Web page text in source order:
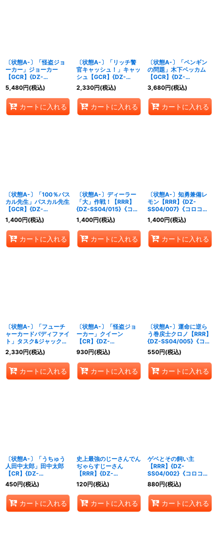
〔状態A-〕「怪盗ジョ
ーカー」ジョーカー
【GCR】{DZ-
SS04/GCR27}《その
他》
5,480円(税込)
カートに入れる
〔状態A-〕「リッチ警
官キャッシュ！」キャッ
シュ【GCR】{DZ-
SS04/GCR07}《ケテル
サンクチュアリ》
2,330円(税込)
カートに入れる
〔状態A-〕「ペンギン
の問題」木下ベッカム
【GCR】{DZ-
SS04/GCR06}《ブラン
トゲート》
3,680円(税込)
カートに入れる
〔状態A-〕「100％パス
カル先生」パスカル先生
【GCR】{DZ-
SS04/GCR04}《ダーク
ステイツ》
1,400円(税込)
カートに入れる
〔状態A-〕ディーラー
「大」作戦！【RRR】
{DZ-SS04/015}《コロ
コロケテルサンクチュア
リ》
1,400円(税込)
カートに入れる
〔状態A-〕知勇兼備レ
モン【RRR】{DZ-
SS04/007}《コロコロ
ダークステイツ》
1,400円(税込)
カートに入れる
〔状態A-〕「フューチ
ャーカードバディファイ
ト」タスク&ジャック
【CR】{DZ-
SS04/CR14}《コロコロ
ドラゴンエンパイア》
2,330円(税込)
カートに入れる
〔状態A-〕「怪盗ジョ
ーカー」クイーン
【CR】{DZ-
SS04/CR11}《リリカル
モナステリオ》
930円(税込)
カートに入れる
〔状態A-〕運命に逆ら
う巻戻士クロノ【RRR】
{DZ-SS04/005}《コロ
コロダークステイツ》
550円(税込)
カートに入れる
〔状態A-〕「うちゅう
人田中太郎」田中太郎
【CR】{DZ-
SS04/CR05}《ブラン
トゲート》
450円(税込)
カートに入れる
史上最強のじーさんでん
ぢゃらすじーさん
【RRR】{DZ-
SS04/001}《コロコロ
ドラゴンエンパイア》
120円(税込)
カートに入れる
ゲベとその飼い主
【RRR】{DZ-
SS04/002}《コロコロ
ドラゴンエンパイア》
880円(税込)
カートに入れる